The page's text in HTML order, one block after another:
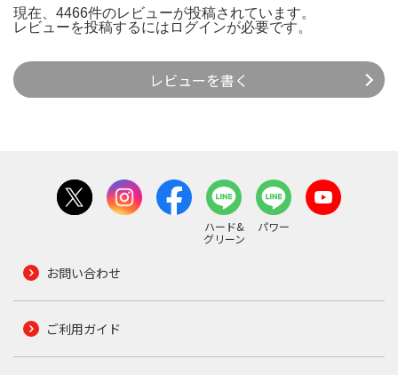
現在、4466件のレビューが投稿されています。
レビューを投稿するには ログインが必要です。
レビューを書く
ハード&
グリーン
パワー
お問い合わせ
ご利用ガイド